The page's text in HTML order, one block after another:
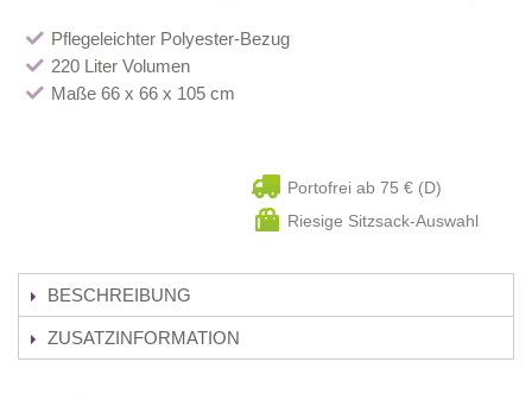
Pflegeleichter Polyester-Bezug
220 Liter Volumen
Maße 66 x 66 x 105 cm
Portofrei ab 75 € (D)
Riesige Sitzsack-Auswahl
BESCHREIBUNG
ZUSATZINFORMATION